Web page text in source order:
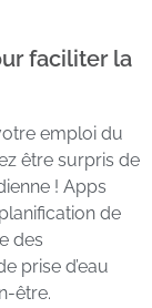
faciliter la
emploi du
être surpris de
! Apps
de
des
prise d’eau
être.